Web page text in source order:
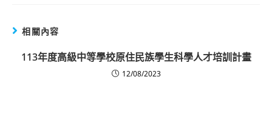
相關內容
113年度高級中等學校原住民族學生科學人才培訓計畫
12/08/2023